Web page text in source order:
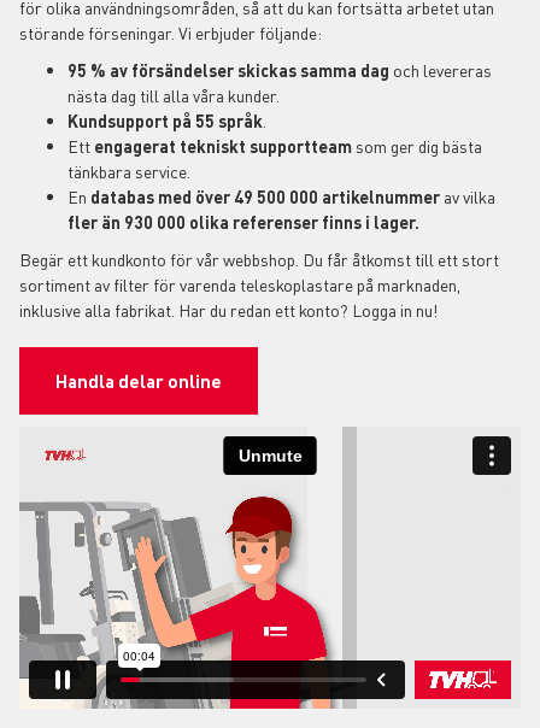
för olika användningsområden, så att du kan fortsätta arbetet utan
störande förseningar. Vi erbjuder följande:
95 % av försändelser skickas samma dag och levereras
nästa dag till alla våra kunder.
Kundsupport på 55 språk
Ett engagerat tekniskt supportteam som ger dig bästa
tänkbara service.
En databas med över 49 500 000 artikelnummer av vilka
fler än 930 000 olika referenser finns i lager.
Begär ett kundkonto för vår webbshop. Du får åtkomst till ett stort
sortiment av filter för varenda teleskoplastare på marknaden,
inklusive alla fabrikat. Har du redan ett konto? Logga in nu!
Handla delar online